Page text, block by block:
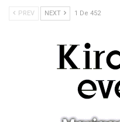
PREV NEXT 1 De 452